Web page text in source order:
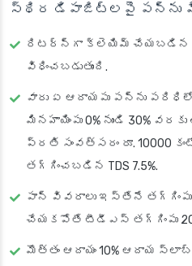
స్థిర డిపాజిట్లపై పన్ను
రిటర్న్‌గా క్లెయిమ్ చేయబడిన
విధించబడుతుంది.
వారు ఏ ఆదాయపు పన్ను
మినహాయింపు 0% నుండి 30%
ప్రతి సంవత్సరం రూ. 10000
తగ్గించబడిన TDS 7.5%.
పాన్ వివరాలు ఇస్తేనే
చేయకపోతే టీడీఎస్ తగ్గింపు
మొత్తం ఆదాయం 10% ఆదాయ స్లాబ్